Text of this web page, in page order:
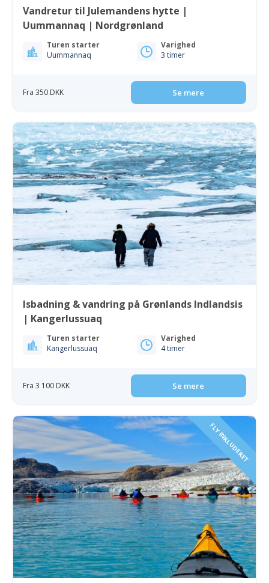
Vandretur til Julemandens hytte |
Uummannaq | Nordgrønland
Turen starter
Uummannaq
Varighed
3 timer
Fra 350 DKK Se mere
Isbadning & vandring på Grønlands Indlandsis
| Kangerlussuaq
Turen starter
Kangerlussuaq
Varighed
4 timer
Fra 3 100 DKK Se mere
FLY INKLUDERET